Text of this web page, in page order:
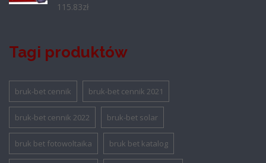
115.83zł
Tagi produktów
bruk-bet cennik bruk-bet cennik 2021
bruk-bet cennik 2022 bruk-bet solar
bruk bet fotowoltaika bruk bet katalog